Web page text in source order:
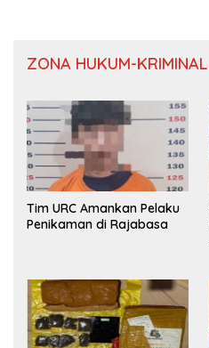
ZONA HUKUM-KRIMINAL
Tim URC Amankan Pelaku
Penikaman di Rajabasa